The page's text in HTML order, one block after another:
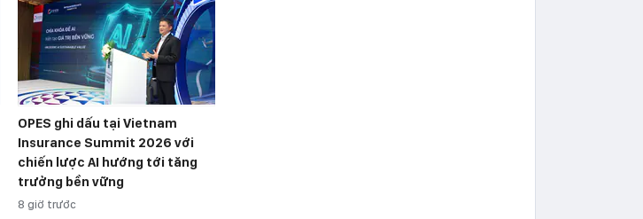
OPES ghi dấu tại Vietnam
Insurance Summit 2026 với
chiến lược AI hướng tới tăng
trưởng bền vững
8 giờ trước